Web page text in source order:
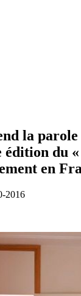
la parole
édition du
en
2016